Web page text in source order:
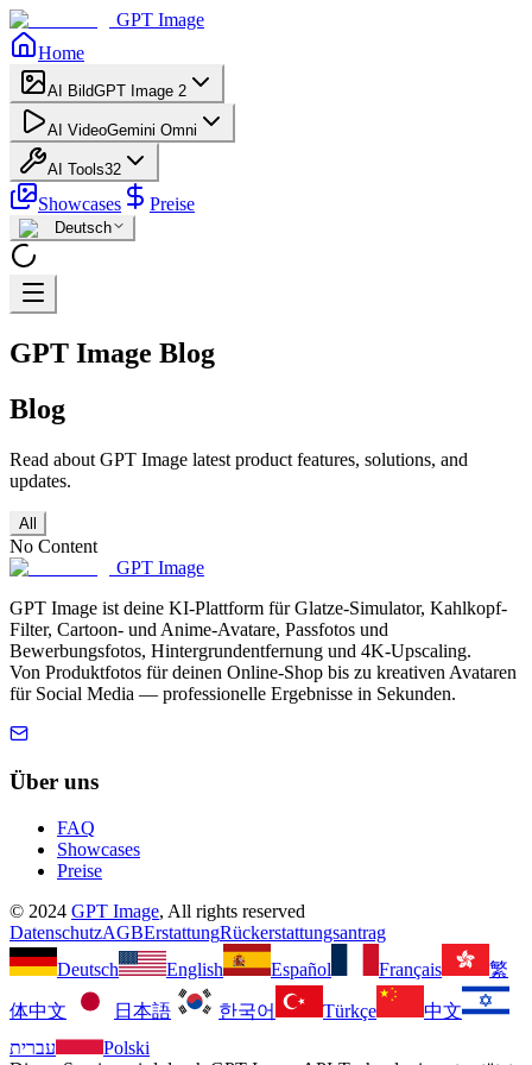
GPT Image
Home
AI BildGPT Image 2
AI VideoGemini Omni
AI Tools32
Showcases Preise
Deutsch
GPT Image Blog
Blog
Read about GPT Image latest product features, solutions, and
updates.
All
No Content
GPT Image
GPT Image ist deine KI-Plattform für Glatze-Simulator, Kahlkopf-
Filter, Cartoon- und Anime-Avatare, Passfotos und
Bewerbungsfotos, Hintergrundentfernung und 4K-Upscaling.
Von Produktfotos für deinen Online-Shop bis zu kreativen Avataren
für Social Media — professionelle Ergebnisse in Sekunden.
Über uns
FAQ
Showcases
Preise
© 2024 GPT Image, All rights reserved
DatenschutzAGBErstattungRückerstattungsantrag
Deutsch
English Español Français 繁
体中文 日本語 한국어 Türkçe
中文
עברית
Polski